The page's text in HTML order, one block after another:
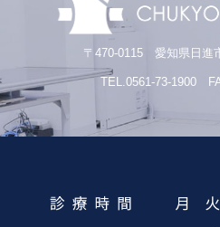
〒470-0115 愛知県日進
TEL.0561-73-1900